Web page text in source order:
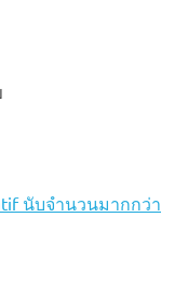
นับจำนวนมากกว่า